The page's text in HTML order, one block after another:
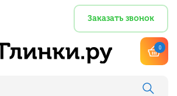
Заказать звонок
0